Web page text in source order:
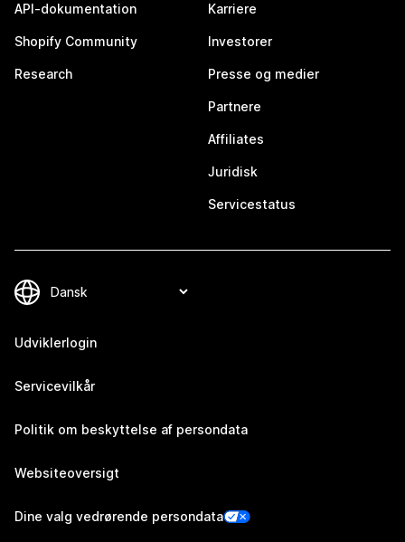
API-dokumentation
Shopify Community
Research
Karriere
Investorer
Presse og medier
Partnere
Affiliates
Juridisk
Servicestatus
Udviklerlogin
Servicevilkår
Politik om beskyttelse af persondata
Websiteoversigt
Dine valg vedrørende persondata